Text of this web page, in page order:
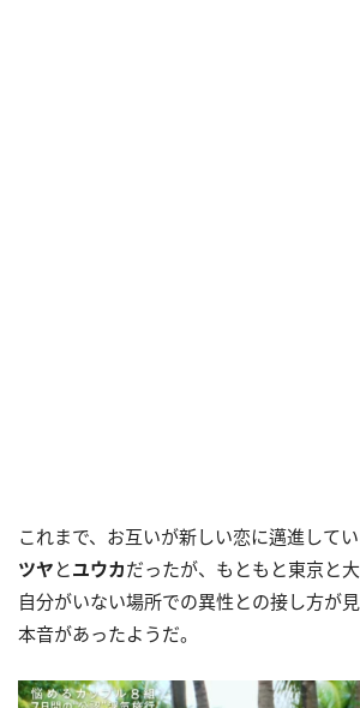
これまで、お互いが新しい恋に邁進して
ツヤ とユウカだったが、もともと東京と大
自分がいない場所での異性との接し方が
本音があったようだ。